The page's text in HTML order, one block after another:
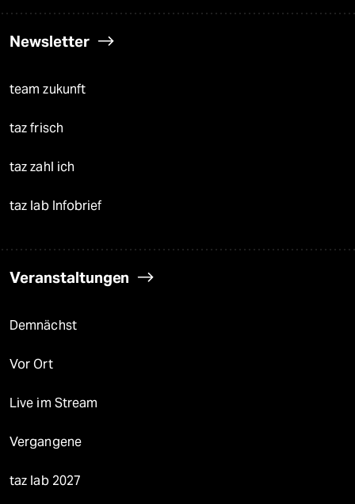
Newsletter
team zukunft
taz frisch
taz zahl ich
taz lab Infobrief
Veranstaltungen
Demnächst
Vor Ort
Live im Stream
Vergangene
taz lab 2027